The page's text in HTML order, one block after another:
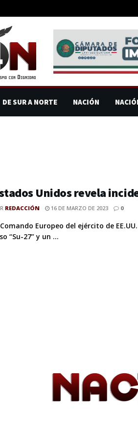
DE SUR A NORTE NACIÓN
Unidos revela
REDACCIÓN 16 DE MARZO DE 2023 0
Europeo del ejército de
“Su-27” y un ...